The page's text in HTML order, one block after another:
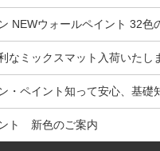
NEWウォールペイント 32色
なミックスマット入荷いたし
・ペイント知って安心、基礎
ト 新色のご案内